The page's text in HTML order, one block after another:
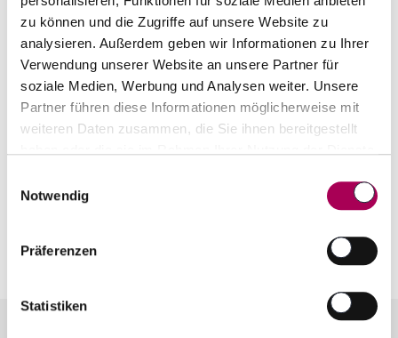
zu können und die Zugriffe auf unsere Website zu
analysieren. Außerdem geben wir Informationen zu Ihrer
Verwendung unserer Website an unsere Partner für
soziale Medien, Werbung und Analysen weiter. Unsere
Partner führen diese Informationen möglicherweise mit
weiteren Daten zusammen, die Sie ihnen bereitgestellt
Notwendig
Präferenzen
Statistiken
Die Anbaufläche des ausschliesslich Rotwein
produzierenden Betriebes beträgt 82 Hektaren.
Die Bestockung umfasst 52% Cabernet
Sauvignon, 41 % Merlot sowie 7 % Petit Verdot.
Die Weinberge liegen je zur Hälfte in den
Gemeinden Moulis und Listrac-Médoc. Der
Flurname "Maucaillou" nimmt direkt Bezug auf
"Caillou", das französische Wort für Stein.